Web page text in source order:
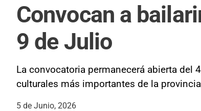
Convocan a
9 de Julio
La convocatoria permanecerá abierta
culturales más importantes de la
5 de Junio, 2026